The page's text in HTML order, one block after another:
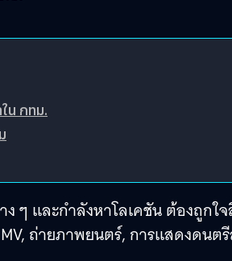
น กทม.
ๆ และกำลังหาโลเคชัน ต้องถูกใ
ถ่ายภาพยนตร์, การแสดงดน